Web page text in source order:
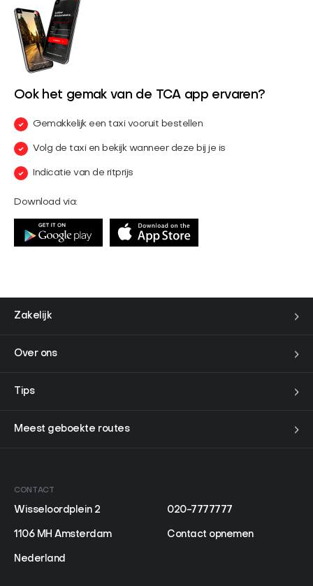
Ook het gemak van de TCA app ervaren?
Gemakkelijk een taxi vooruit bestellen
Volg de taxi en bekijk wanneer deze bij je is
Indicatie van de ritprijs
Download via:
Zakelijk
Over ons
Tips
Meest geboekte routes
CONTACT
Wisseloordplein 2
1106 MH Amsterdam
Nederland
020-7777777
Contact opnemen